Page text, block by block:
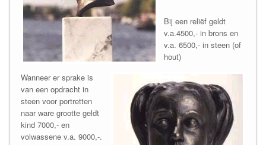
Bij een reliëf geldt
v.a.4500,- in brons en
v.a. 6500,- in steen (of
hout)
Wanneer er sprake is
van een opdracht in
steen voor portretten
naar ware grootte geldt
kind 7000,- en
volwassene v.a. 9000,-.